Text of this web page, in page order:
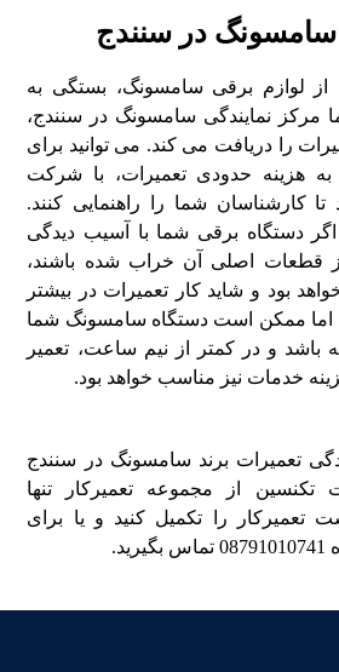
سامسونگ در سنندج
از لوازم برقی سامسونگ، بستگی به
مرکز نمایندگی سامسونگ در سنندج،
را دریافت می کند. می توانید برای
هزینه حدودی تعمیرات، با شرکت
تا کارشناسان شما را راهنمایی کنند.
دستگاه برقی شما با آسیب دیدگی
قطعات اصلی آن خراب شده باشند،
بود و شاید کار تعمیرات در بیشتر
اما ممکن است دستگاه سامسونگ شما
و در کمتر از نیم ساعت، تعمیر
خدمات نیز مناسب خواهد بود.
تعمیرات برند سامسونگ در سنندج
از مجموعه تعمیرکار تنها
را تکمیل کنید و یا برای
08791010741 تماس بگیرید.